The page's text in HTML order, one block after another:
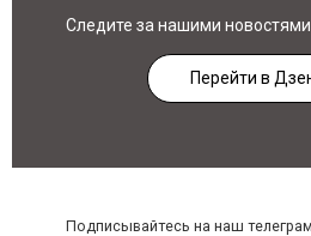
Следите за нашими
Перейти в
Подписывайтесь на наш